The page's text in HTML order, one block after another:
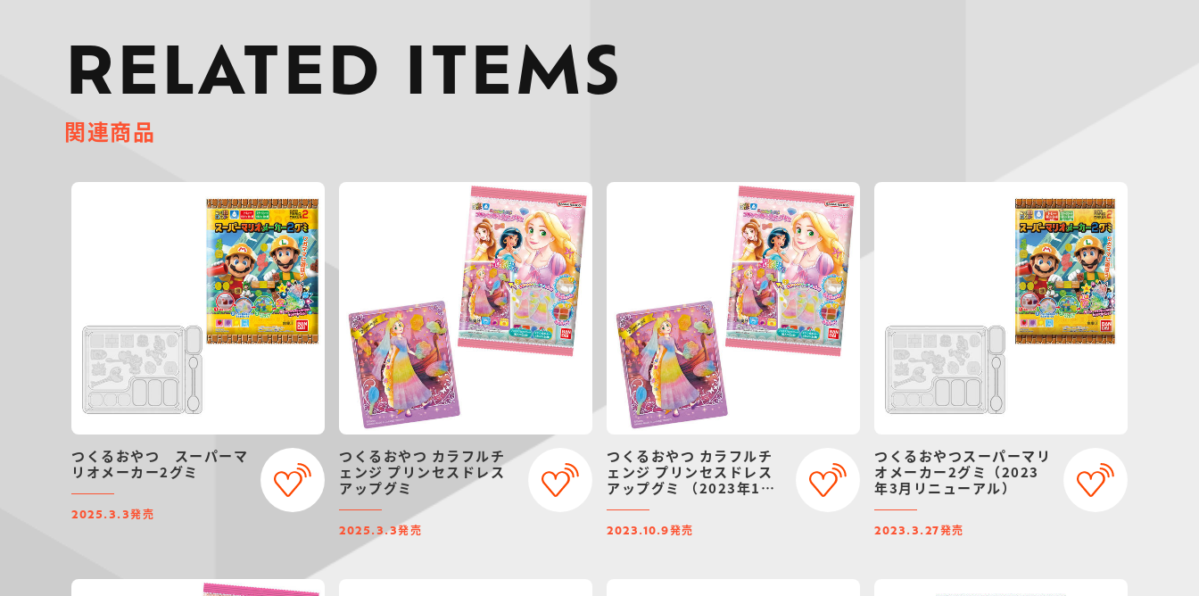
RELATED ITEMS
関連商品
つくるおやつ スーパーマ
リオメーカー2グミ
2025.3.3発売
つくるおやつ カラフルチ
ェンジ プリンセスドレス
アップグミ
2025.3.3発売
つくるおやつ カラフルチ
ェンジ プリンセスドレス
アップグミ （2023年10
2023.10.9発売
つくるおやつスーパーマリ
オメーカー2グミ（2023
年3月リニューアル）
2023.3.27 発売